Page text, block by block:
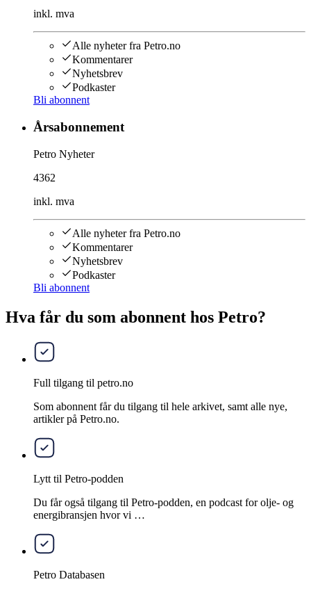
inkl. mva
Alle nyheter fra Petro.no
Kommentarer
Nyhetsbrev
Podkaster
Bli abonnent
Årsabonnement
Petro Nyheter
4362
inkl. mva
Alle nyheter fra Petro.no
Kommentarer
Nyhetsbrev
Podkaster
Bli abonnent
Hva får du som abonnent hos Petro?
Full tilgang til petro.no
Som abonnent får du tilgang til hele arkivet, samt alle nye,
artikler på Petro.no.
Lytt til Petro-podden
Du får også tilgang til Petro-podden, en podcast for olje- og
energibransjen hvor vi …
Petro Databasen